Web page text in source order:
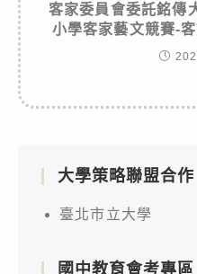
客家委員會委託銘傳
小學客家藝文競賽-
大學策略聯盟合作
臺北市立大學
國中教育會考專區